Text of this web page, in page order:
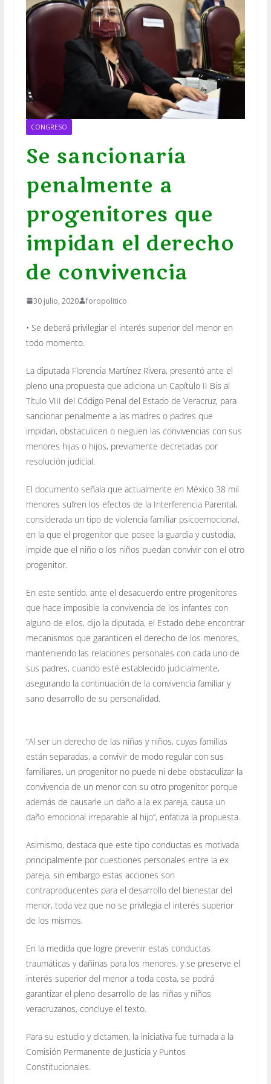
CONGRESO
Se sancionaría
penalmente a
progenitores que
impidan el derecho
de convivencia
30 julio, 2020 foropolitico
• Se deberá privilegiar el interés superior del menor en
todo momento.
La diputada Florencia Martínez Rivera, presentó ante el
pleno una propuesta que adiciona un Capítulo II Bis al
Título VIII del Código Penal del Estado de Veracruz, para
sancionar penalmente a las madres o padres que
impidan, obstaculicen o nieguen las convivencias con sus
menores hijas o hijos, previamente decretadas por
resolución judicial.
El documento señala que actualmente en México 38 mil
menores sufren los efectos de la Interferencia Parental,
considerada un tipo de violencia familiar psicoemocional,
en la que el progenitor que posee la guardia y custodia,
impide que el niño o los niños puedan convivir con el otro
progenitor.
En este sentido, ante el desacuerdo entre progenitores
que hace imposible la convivencia de los infantes con
alguno de ellos, dijo la diputada, el Estado debe encontrar
mecanismos que garanticen el derecho de los menores,
manteniendo las relaciones personales con cada uno de
sus padres, cuando esté establecido judicialmente,
asegurando la continuación de la convivencia familiar y
sano desarrollo de su personalidad.
“Al ser un derecho de las niñas y niños, cuyas familias
están separadas, a convivir de modo regular con sus
familiares, un progenitor no puede ni debe obstaculizar la
convivencia de un menor con su otro progenitor porque
además de causarle un daño a la ex pareja, causa un
daño emocional irreparable al hijo”, enfatiza la propuesta.
Asimismo, destaca que este tipo conductas es motivada
principalmente por cuestiones personales entre la ex
pareja, sin embargo estas acciones son
contraproducentes para el desarrollo del bienestar del
menor, toda vez que no se privilegia el interés superior
de los mismos.
En la medida que logre prevenir estas conductas
traumáticas y dañinas para los menores, y se preserve el
interés superior del menor a toda costa, se podrá
garantizar el pleno desarrollo de las niñas y niños
veracruzanos, concluye el texto.
Para su estudio y dictamen, la iniciativa fue turnada a la
Comisión Permanente de Justicia y Puntos
Constitucionales.